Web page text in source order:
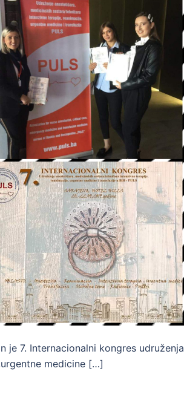
je 7. Internacionalni kongres udruženja
medicine […]